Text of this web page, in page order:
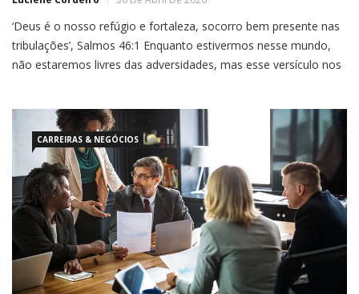
‘Deus é o nosso refúgio e fortaleza, socorro bem presente nas
tribulações’, Salmos 46:1 Enquanto estivermos nesse mundo,
não estaremos livres das adversidades, mas esse versículo nos
CARREIRAS & NEGÓCIOS